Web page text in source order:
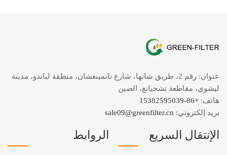
عنوان: رقم 2، طريق شانها، شارع نانمينغشان، منطقة لياندو، مدينة
ليشوي، مقاطعة تشجيانغ، الصين
هاتف: +86-15382595039
بريد إلكتروني: sale09@greenfilter.cn
الإنتقال السريع الروابط